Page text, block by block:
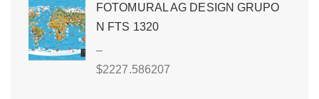
FOTOMURAL AG DESIGN GRUPO
N FTS 1320
–
$2227.586207